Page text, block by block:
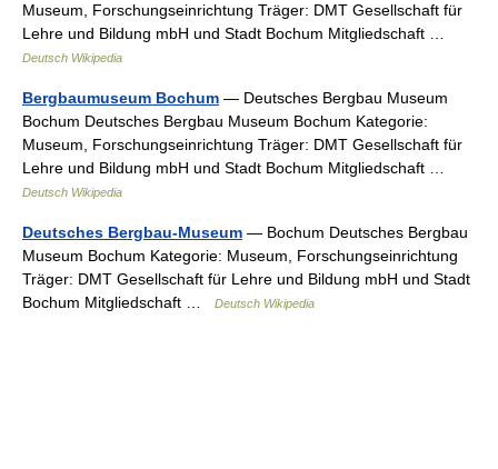
Museum, Forschungseinrichtung Träger: DMT Gesellschaft für
Lehre und Bildung mbH und Stadt Bochum Mitgliedschaft …
Deutsch Wikipedia
Bergbaumuseum Bochum — Deutsches Bergbau Museum
Bochum Deutsches Bergbau Museum Bochum Kategorie:
Museum, Forschungseinrichtung Träger: DMT Gesellschaft für
Lehre und Bildung mbH und Stadt Bochum Mitgliedschaft …
Deutsch Wikipedia
Deutsches Bergbau-Museum — Bochum Deutsches Bergbau
Museum Bochum Kategorie: Museum, Forschungseinrichtung
Träger: DMT Gesellschaft für Lehre und Bildung mbH und Stadt
Bochum Mitgliedschaft …
Deutsch Wikipedia